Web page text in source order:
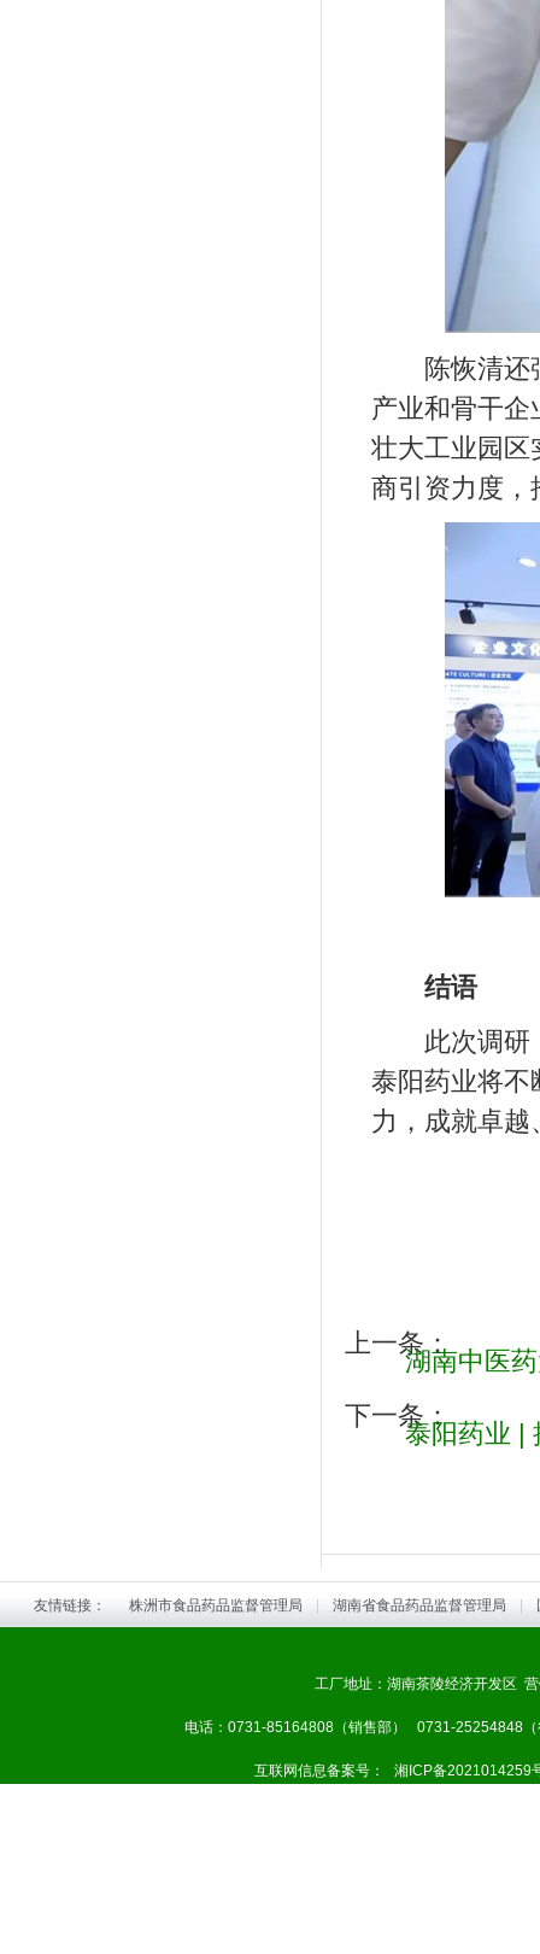
陈恢清还强
产业和骨干
壮大工业园区
商引资力度，
结语
此次调研，
泰阳药业将不
力，成就卓
上一条：
湖南中医
下一条：
泰阳药业 |
友情链接： 株洲市食品药品监督管理局 湖南省食品药品监督管理局
工厂地址：湖南茶陵经济开发区
电话：0731-85164808（销售部） 0731-25254848
互联网信息备案号： 湘ICP备2021014259